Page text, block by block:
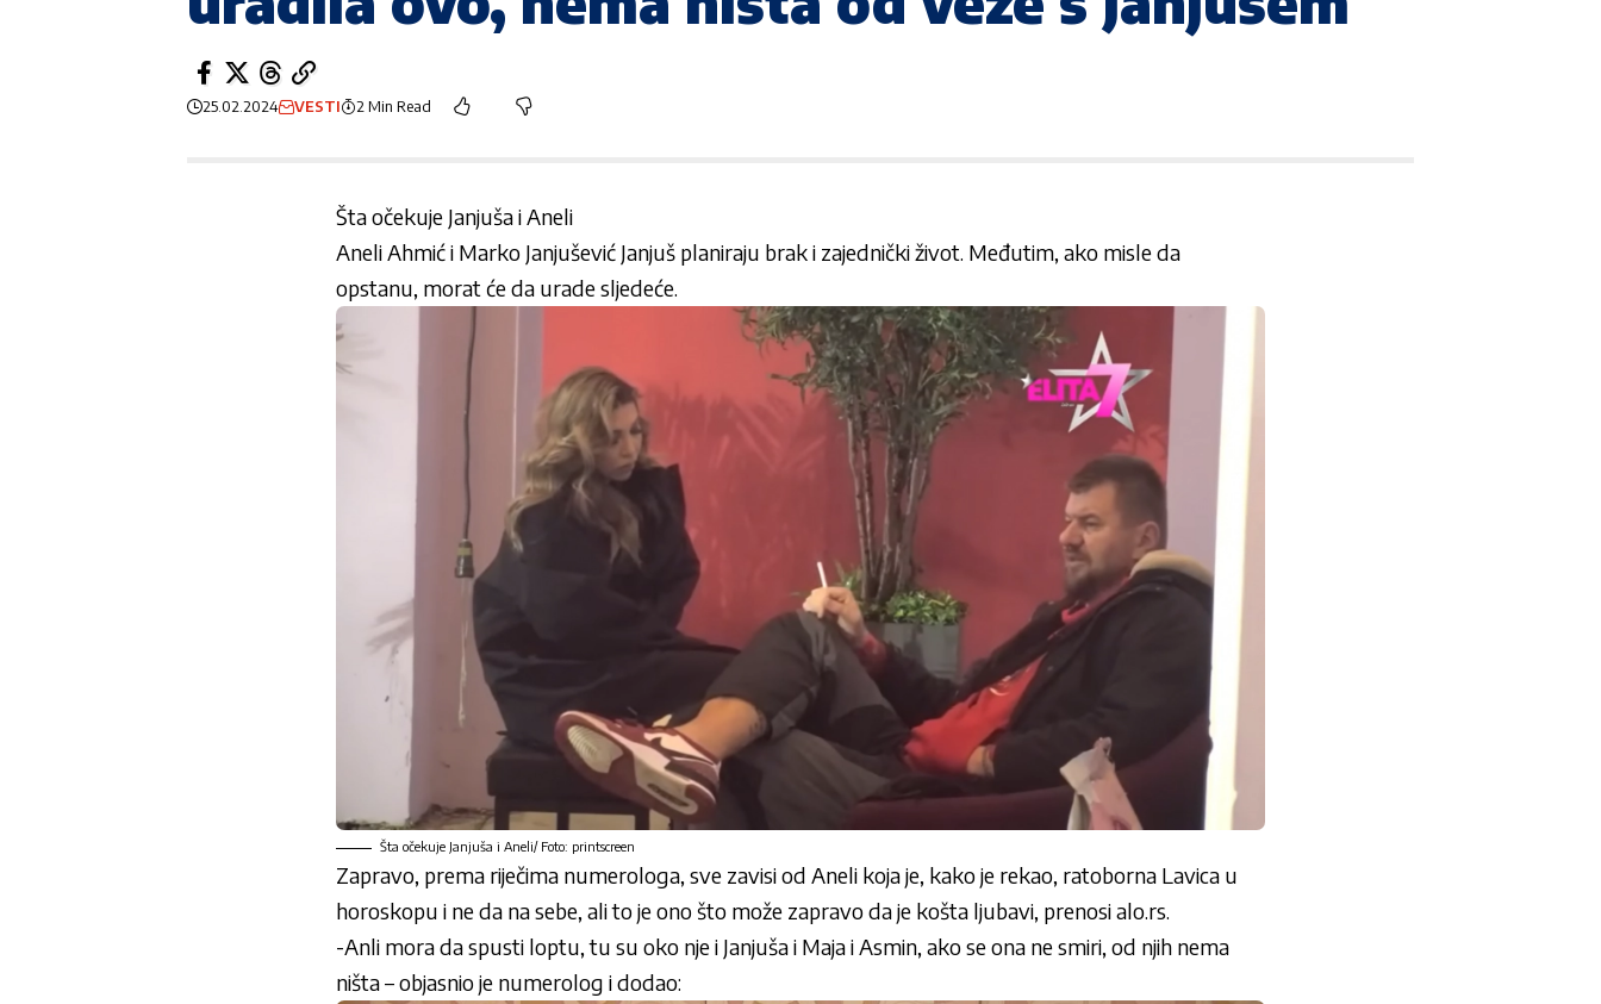
25.02.2024 VESTI 2 Min Read
Šta očekuje Janjuša i Aneli
Aneli Ahmići Marko Janjušević Janjuš planiraju brak i zajednički život. Međutim, ako misle da
opstanu, morat će da urade sljedeće.
Šta očekuje Janjuša i Aneli/ Foto: printscreen
Zapravo, prema riječima numerologa, sve zavisi od Aneli koja je, kako je rekao, ratoborna Lavica u
horoskopu i ne da na sebe, ali to je ono što može zapravo da je košta ljubavi, prenosi alo.rs.
-Anli mora da spusti loptu, tu su oko nje i Janjuša i Maja i Asmin, ako se ona ne smiri, od njih nema
ništa – objasnio je numerolog i dodao: